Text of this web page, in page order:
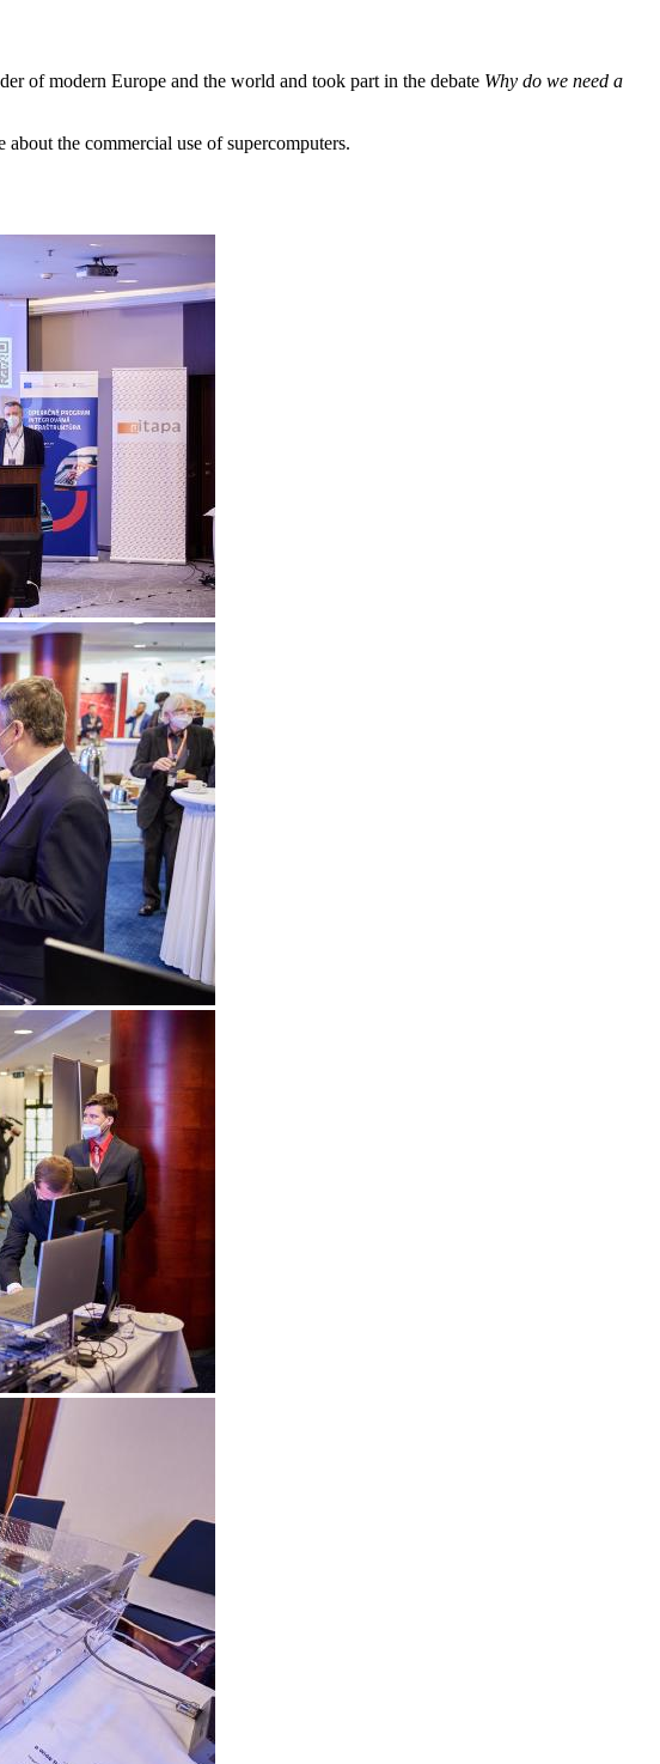
of modern Europe and the world and took part in the debate Why do we need a
about the commercial use of supercomputers.